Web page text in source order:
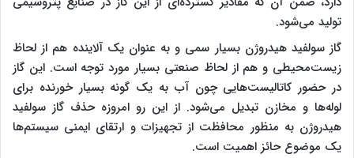
تولید می‌شود.
گاز سولفید هیدروژن بسیار سمی و به ‌عنوان یک آلاینده هم از لحاظ
زیست‌محیطی و هم از لحاظ صنعتی بسیار مورد توجه است. این گاز
در حضور کاتالیست‌هایی چون آب به یک گونه‌ بسیار خورنده برای
لوله‌ها و مخازن تبدیل می‌شود. از این رو امروزه حذف گاز سولفید
هیدروژن به ‌منظور محافظت از تجهیزات و ارتقای ایمنی سیستم‌ها
یک موضوع حائز اهمیت است.